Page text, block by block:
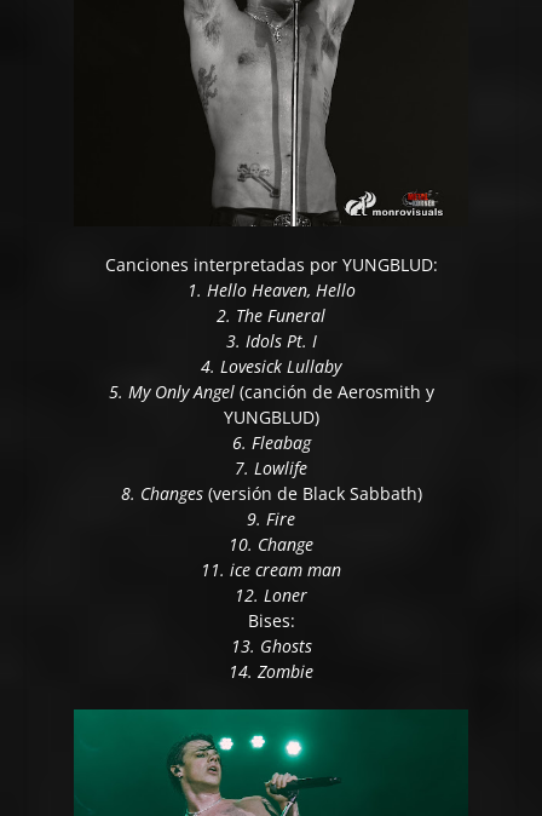
Canciones interpretadas por YUNGBLUD:
1. Hello Heaven, Hello
2. The Funeral
3. Idols Pt. I
4. Lovesick Lullaby
5. My Only Angel(canción de Aerosmith y
YUNGBLUD)
6. Fleabag
7. Lowlife
8. Changes(versión de Black Sabbath)
9. Fire
10. Change
11. ice cream man
12. Loner
Bises:
13. Ghosts
14. Zombie